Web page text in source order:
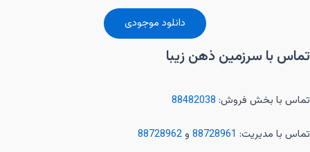
دانلود موجودی
تماس با سرزمین ذهن زیبا
تماس با بخش فروش: 88482038
تماس با مدیریت: 88728961 و88728962